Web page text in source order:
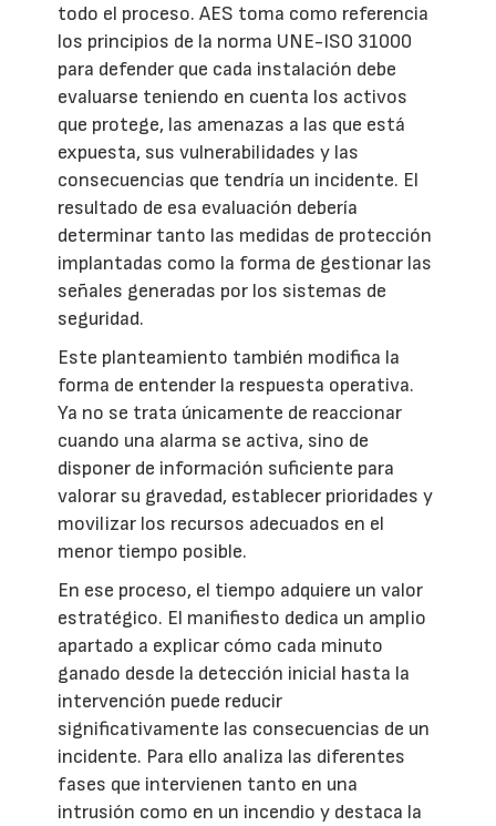
todo el proceso. AES toma como referencia
los principios de la norma UNE-ISO 31000
para defender que cada instalación debe
evaluarse teniendo en cuenta los activos
que protege, las amenazas a las que está
expuesta, sus vulnerabilidades y las
consecuencias que tendría un incidente. El
resultado de esa evaluación debería
determinar tanto las medidas de protección
implantadas como la forma de gestionar las
señales generadas por los sistemas de
seguridad.
Este planteamiento también modifica la
forma de entender la respuesta operativa.
Ya no se trata únicamente de reaccionar
cuando una alarma se activa, sino de
disponer de información suficiente para
valorar su gravedad, establecer prioridades y
movilizar los recursos adecuados en el
menor tiempo posible.
En ese proceso, el tiempo adquiere un valor
estratégico. El manifiesto dedica un amplio
apartado a explicar cómo cada minuto
ganado desde la detección inicial hasta la
intervención puede reducir
significativamente las consecuencias de un
incidente. Para ello analiza las diferentes
fases que intervienen tanto en una
intrusión como en un incendio y destaca la